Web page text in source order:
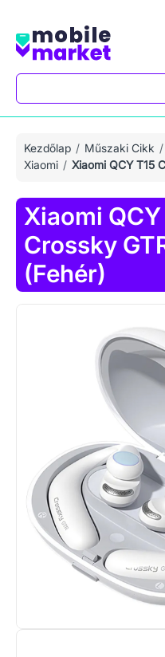
Kezdőlap Műszaki Cikk
Xiaomi
Xiaomi QCY T15
Xiaomi QCY
Crossky
(Fehér)